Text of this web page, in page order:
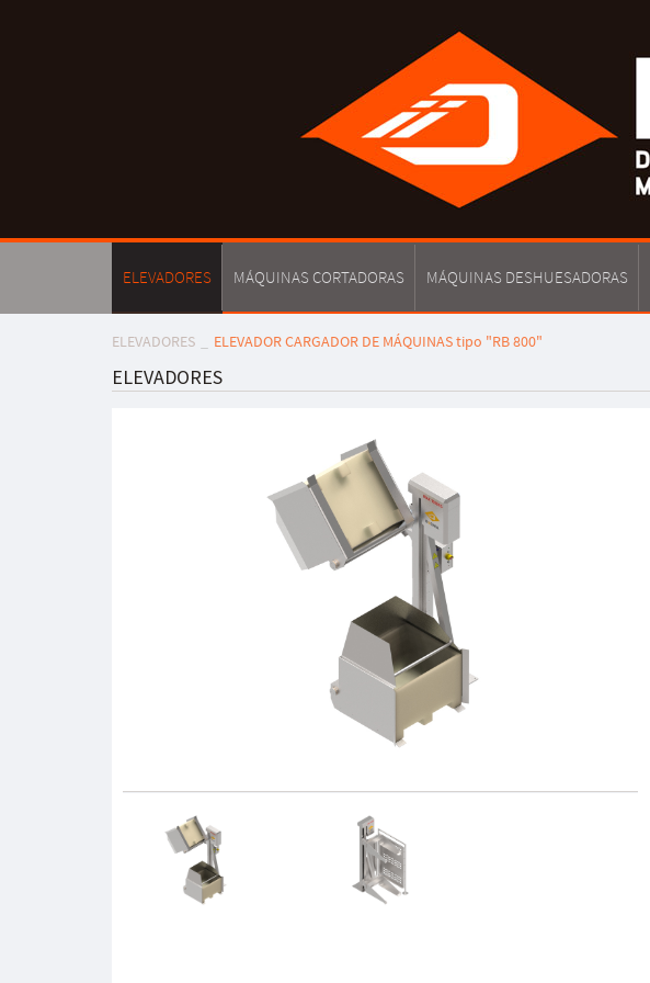
ELEVADORES MÁQUINAS CORTADORAS MÁQUINAS DESHUESADORAS
ELEVADORES ELEVADOR CARGADOR DE MÁQUINAS tipo "RB 800"
ELEVADORES